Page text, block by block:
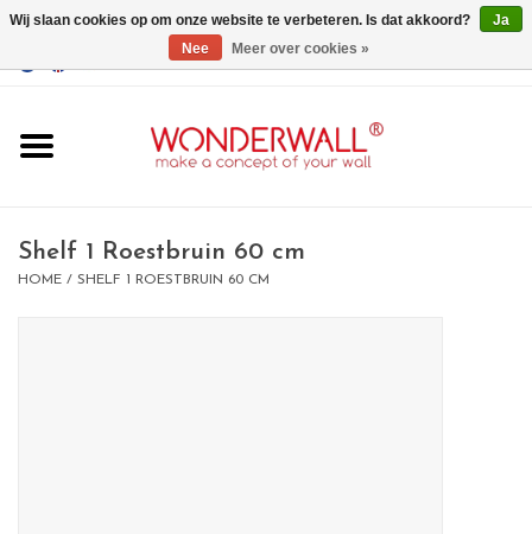
GBP/USD
magneetborden
Shelf 1 Roestbruin 60 cm
HOME / SHELF 1 ROESTBRUIN 60 CM
Wij slaan cookies op om onze website te verbeteren. Is dat akkoord?
Ja
Nee
Meer over cookies »